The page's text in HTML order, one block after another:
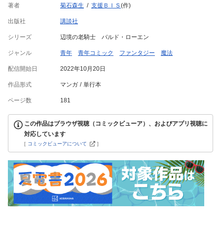
著者 菊石森生 支援ＢＩＳ(作)
出版社 講談社
シリーズ 辺境の老騎士 バルド・ローエン
ジャンル 青年 青年コミック ファンタジー 魔法
配信開始日 2022年10月20日
作品形式 マンガ 単行本
ページ数 181
この作品はブラウザ視聴（コミックビューア）、およびアプリ視聴に
対応しています
[ コミックビューアについて ]